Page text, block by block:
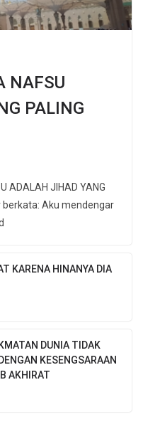
NAFSU
PALING
ADALAH JIHAD YANG
berkata: Aku mendengar
KARENA HINANYA DIA
DUNIA TIDAK
KESENGSARAAN
AKHIRAT